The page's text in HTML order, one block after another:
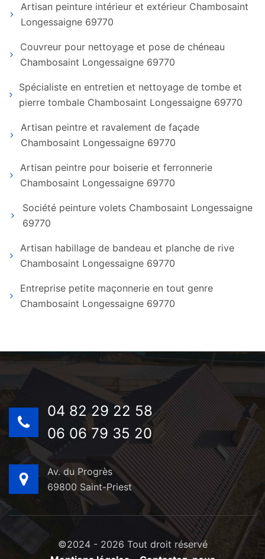
Artisan peinture intérieur et extérieur Chambosaint
Longessaigne 69770
Couvreur pour nettoyage et pose de chéneau
Chambosaint Longessaigne 69770
Spécialiste en entretien et nettoyage de tombe et
pierre tombale Chambosaint Longessaigne 69770
Artisan peintre et ravalement de façade
Chambosaint Longessaigne 69770
Artisan peintre pour boiserie et ferronnerie
Chambosaint Longessaigne 69770
Société peinture volets Chambosaint Longessaigne
69770
Artisan habillage de bandeau et planche de rive
Chambosaint Longessaigne 69770
Entreprise petite maçonnerie en tout genre
Chambosaint Longessaigne 69770
04 82 29 22 58
06 06 79 35 20
Av. du Progrès
69800 Saint-Priest
©2024 - 2026 Tout droit réservé